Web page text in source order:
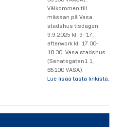
Välkommen till
mässan på Vasa
stadshus tisdagen
9.9.2025 kl. 9–17,
afterwork kl. 17.00-
18.30 Vasa stadshus
(Senatsgatan1 1,
65100 VASA).
Lue lisää tästä linkistä.